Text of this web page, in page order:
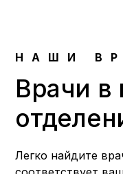
НАШИ
Врачи
Легко найдите